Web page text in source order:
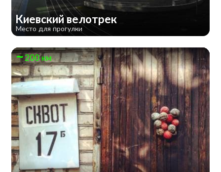
Киевский велотрек
Место для прогулки
200 км